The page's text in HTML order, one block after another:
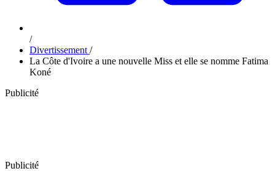
/
Divertissement /
La Côte d'Ivoire a une nouvelle Miss et elle se nomme Fatima
Koné
Publicité
Publicité